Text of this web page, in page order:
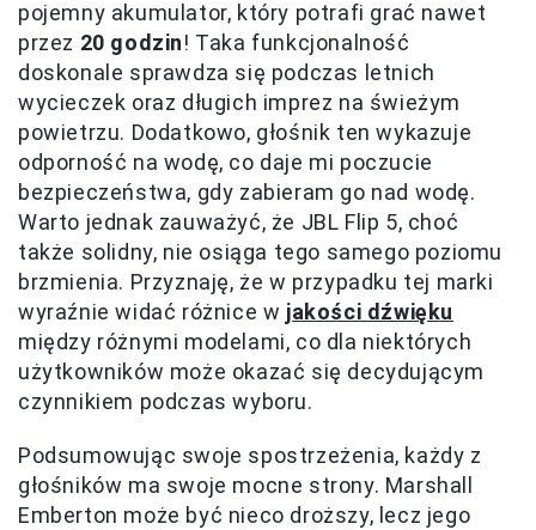
pojemny akumulator, który potrafi grać nawet
przez 20 godzin! Taka funkcjonalność
doskonale sprawdza się podczas letnich
wycieczek oraz długich imprez na świeżym
powietrzu. Dodatkowo, głośnik ten wykazuje
odporność na wodę, co daje mi poczucie
bezpieczeństwa, gdy zabieram go nad wodę.
Warto jednak zauważyć, że JBL Flip 5, choć
także solidny, nie osiąga tego samego poziomu
brzmienia. Przyznaję, że w przypadku tej marki
wyraźnie widać różnice w jakości dźwięku
między różnymi modelami, co dla niektórych
użytkowników może okazać się decydującym
czynnikiem podczas wyboru.
Podsumowując swoje spostrzeżenia, każdy z
głośników ma swoje mocne strony. Marshall
Emberton może być nieco droższy, lecz jego